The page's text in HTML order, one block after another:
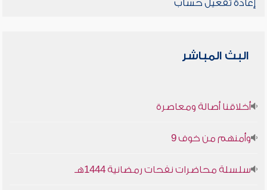
إعادة تفعيل حساب
البث المباشر
أخلاقنا أصالة ومعاصرة
وأمنهم من خوف 9
سلسلة محاضرات نفحات رمضانية 1444هـ